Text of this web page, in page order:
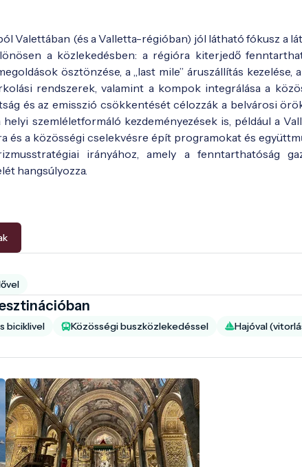
Valettában (és a Valletta-régióban) jól látható fókusz a
a közlekedésben: a régióra kiterjedő
ösztönzése, a „last mile” áruszállítás kezelése,
rendszerek, valamint a kompok integrálása a
és az emisszió csökkentését célozzák a belvárosi
szemléletformáló kezdeményezések is, például a
és a közösségi cselekvésre épít programokat és
irányához, amely a fenntarthatóság
hangsúlyozza.
biciklivel Közösségi buszközlekedéssel
Hajóval